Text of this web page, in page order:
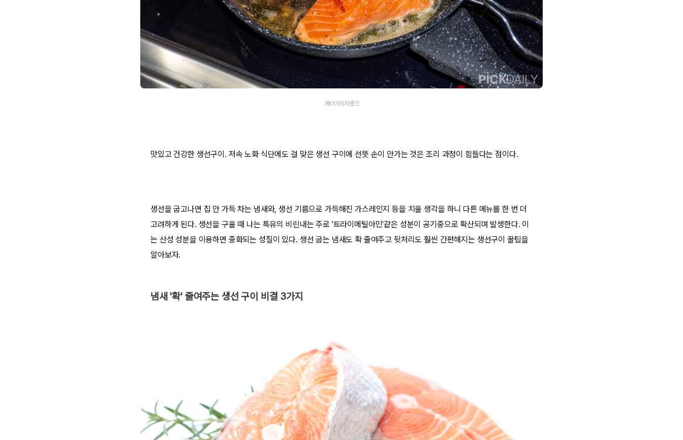
게티이미지뱅크
맛있고 건강한 생선구이. 저속 노화 식단에도 걸 맞은 생선 구이에 선뜻 손이 안가는 것은 조리 과정이 힘들다는 점이다.
생선을 굽고나면 집 안 가득 차는 냄새와, 생선 기름으로 가득해진 가스레인지 등을 치울 생각을 하니 다른 메뉴를 한 번 더
고려하게 된다. 생선을 구울 때 나는 특유의 비린내는 주로 '트라이메틸아민'같은 성분이 공기중으로 확산되며 발생한다. 이
는 산성 성분을 이용하면 중화되는 성질이 있다. 생선 굽는 냄새도 확 줄여주고 뒷처리도 훨씬 간편해지는 생선구이 꿀팁을
알아보자.
냄새 '확' 줄여주는 생선 구이 비결 3가지